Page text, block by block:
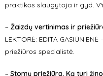
praktikos slaugytoja ir gyd.
– Žaizdų vertinimas ir
LEKTORĖ: EDITA
priežiūros specialistė.
– Stomų priežiūra. Ką turi